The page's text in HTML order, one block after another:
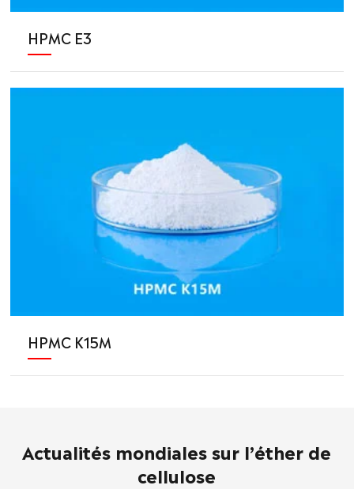
HPMC E3
HPMC K15M
Actualités mondiales sur l’éther de
cellulose